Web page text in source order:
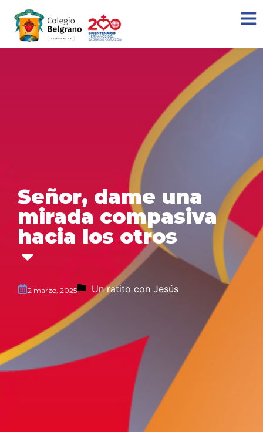
Señor, dame una
mirada compasiva
hacia los otros
2 marzo, 2025 Un ratito con Jesús